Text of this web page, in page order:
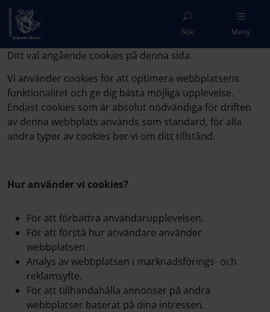
Sök Meny
Ditt val angående cookies på denna sida.
Vi använder cookies för att optimera webbplatsens
funktionalitet och ge dig bästa möjliga upplevelse.
Endast cookies som är absolut nödvändiga för driften
av denna webbplats används som standard, för alla
andra typer av cookies ber vi om ditt tillstånd.
Hur använder vi cookies?
För att förbättra användarupplevelsen.
För att förstå hur användare använder
webbplatsen.
Analys av webbplatsen i marknadsförings- och
reklamsyfte.
För att tillhandahålla annonser på andra
webbplatser baserat på dina intressen.